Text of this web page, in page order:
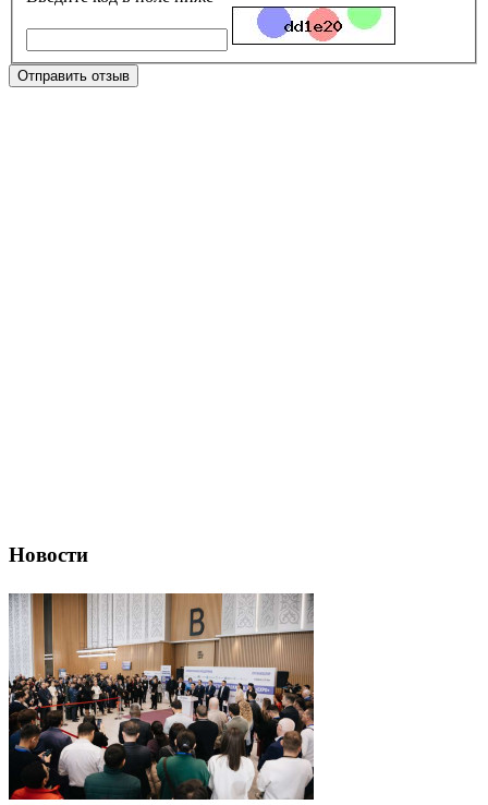
Отправить отзыв
Новости